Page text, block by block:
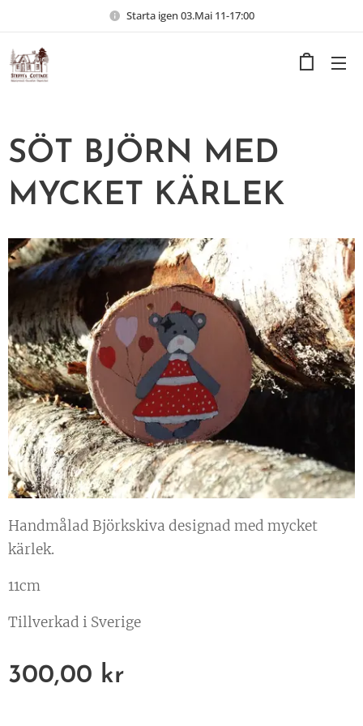
Starta igen 03.Mai 11-17:00
SÖT BJÖRN MED
MYCKET KÄRLEK
Handmålad Björkskiva designad med mycket
kärlek.
11cm
Tillverkad i Sverige
300,00 kr